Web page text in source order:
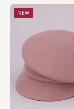
NEW